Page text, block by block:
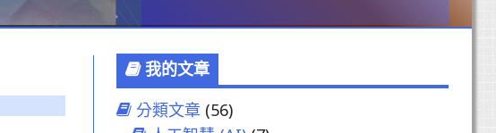
我的文章
分類文章 (56)